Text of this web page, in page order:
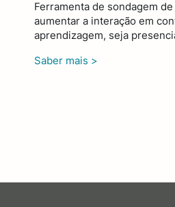
Ferramenta de sondagem
aumentar a interação em
aprendizagem, seja
Saber mais >